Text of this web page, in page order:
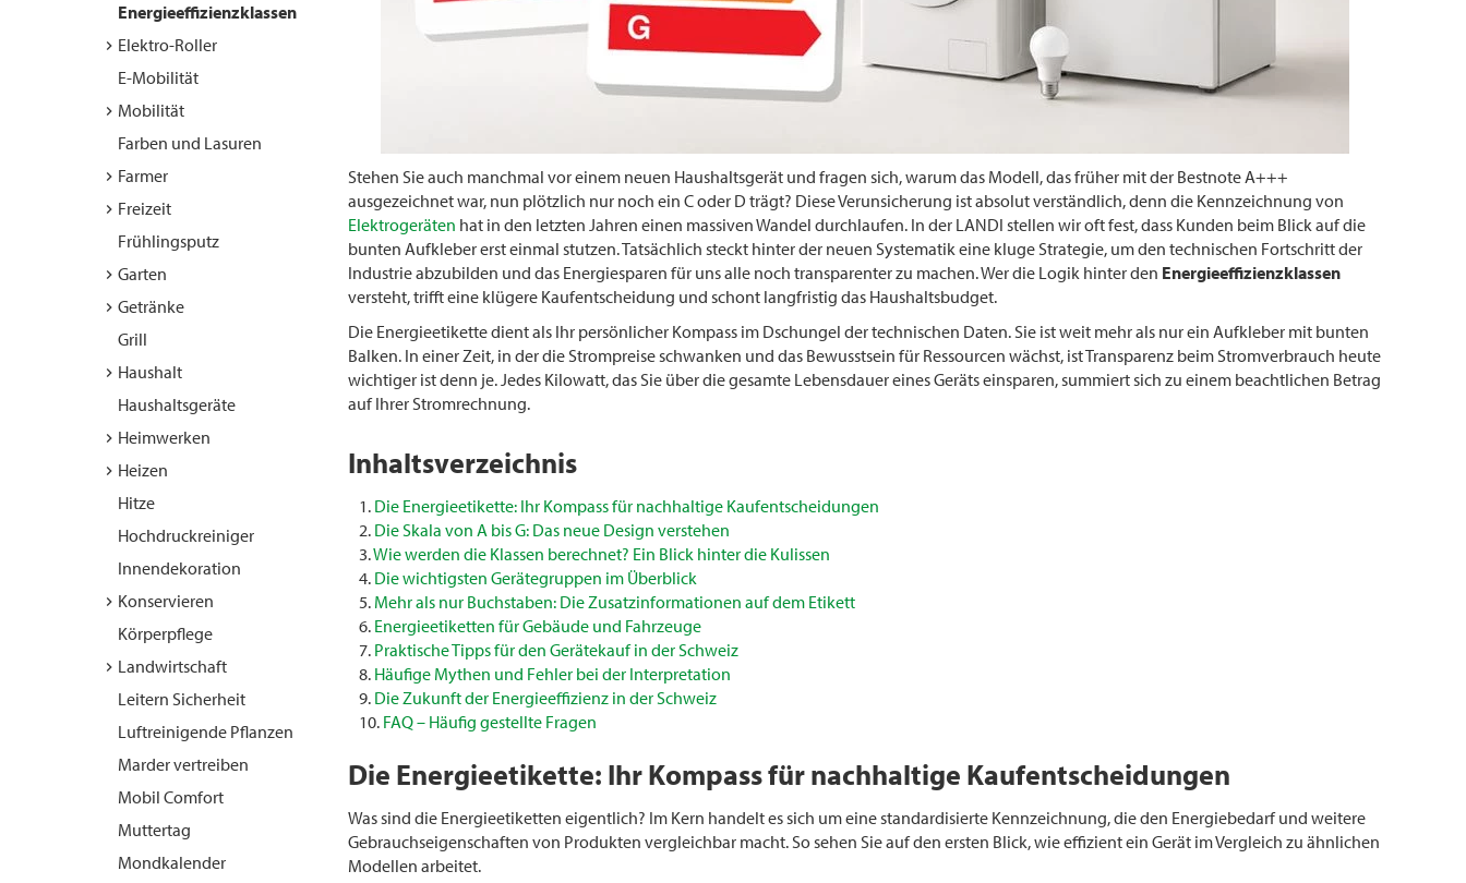
Energieeffizienzklassen
Elektro-Roller
E-Mobilität
Mobilität
Farben und Lasuren
Farmer
Freizeit
Frühlingsputz
Garten
Getränke
Grill
Haushalt
Haushaltsgeräte
Heimwerken
Heizen
Hitze
Hochdruckreiniger
Innendekoration
Konservieren
Körperpflege
Landwirtschaft
Leitern Sicherheit
Luftreinigende Pflanzen
Marder vertreiben
Mobil Comfort
Muttertag
Mondkalender
Stehen Sie auch manchmal vor einem neuen Haushaltsgerät und fragen sich, warum das Modell, das früher mit der Bestnote A+++
ausgezeichnet war, nun plötzlich nur noch ein C oder D trägt? Diese Verunsicherung ist absolut verständlich, denn die Kennzeichnung von
Elektrogeräten hat in den letzten Jahren einen massiven Wandel durchlaufen. In der LANDI stellen wir oft fest, dass Kunden beim Blick auf die
bunten Aufkleber erst einmal stutzen. Tatsächlich steckt hinter der neuen Systematik eine kluge Strategie, um den technischen Fortschritt der
Industrie abzubilden und das Energiesparen für uns alle noch transparenter zu machen. Wer die Logik hinter den Energieeffizienzklassen
versteht, trifft eine klügere Kaufentscheidung und schont langfristig das Haushaltsbudget.
Die Energieetikette dient als Ihr persönlicher Kompass im Dschungel der technischen Daten. Sie ist weit mehr als nur ein Aufkleber mit bunten
Balken. In einer Zeit, in der die Strompreise schwanken und das Bewusstsein für Ressourcen wächst, ist Transparenz beim Stromverbrauch heute
wichtiger ist denn je. Jedes Kilowatt, das Sie über die gesamte Lebensdauer eines Geräts einsparen, summiert sich zu einem beachtlichen Betrag
auf Ihrer Stromrechnung.
Inhaltsverzeichnis
Die Energieetikette: Ihr Kompass für nachhaltige Kaufentscheidungen
Die Skala von A bis G: Das neue Design verstehen
Wie werden die Klassen berechnet? Ein Blick hinter die Kulissen
Die wichtigsten Gerätegruppen im Überblick
Mehr als nur Buchstaben: Die Zusatzinformationen auf dem Etikett
Energieetiketten für Gebäude und Fahrzeuge
Praktische Tipps für den Gerätekauf in der Schweiz
Häufige Mythen und Fehler bei der Interpretation
Die Zukunft der Energieeffizienz in der Schweiz
FAQ – Häufig gestellte Fragen
Die Energieetikette: Ihr Kompass für nachhaltige Kaufentscheidungen
Was sind die Energieetiketten eigentlich? Im Kern handelt es sich um eine standardisierte Kennzeichnung, die den Energiebedarf und weitere
Gebrauchseigenschaften von Produkten vergleichbar macht. So sehen Sie auf den ersten Blick, wie effizient ein Gerät im Vergleich zu ähnlichen
Modellen arbeitet.